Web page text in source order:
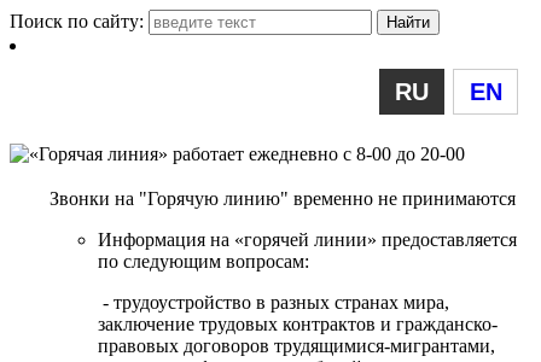
Поиск по сайту:
RU EN
Звонки на "Горячую линию" временно не принимаются
Информация на «горячей линии» предоставляется
по следующим вопросам:
- трудоустройство в разных странах мира,
заключение трудовых контрактов и гражданско-
правовых договоров трудящимися-мигрантами,